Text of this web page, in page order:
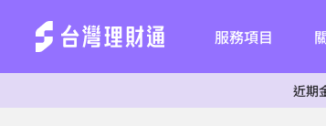
服務項目
近期金融詐騙事件